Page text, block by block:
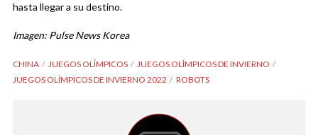
hasta llegar a su destino.
Imagen: Pulse News Korea
CHINA JUEGOS OLÍMPICOS
JUEGOS OLÍMPICOS DE INVIERNO
JUEGOS OLÍMPICOS DE INVIERNO 2022
ROBOTS